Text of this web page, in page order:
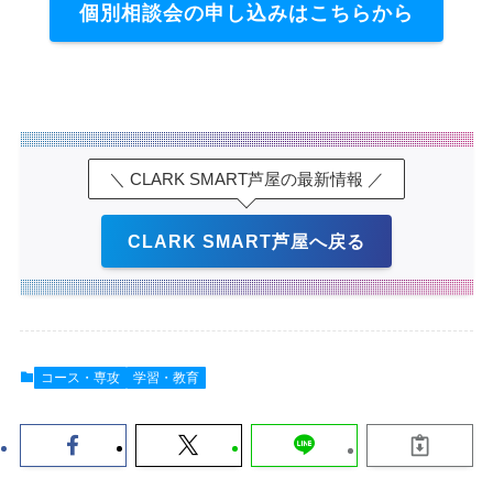
個別相談会の申し込みはこちらから
＼ CLARK SMART芦屋の最新情報 ／
CLARK SMART芦屋へ戻る
コース・専攻 学習・教育